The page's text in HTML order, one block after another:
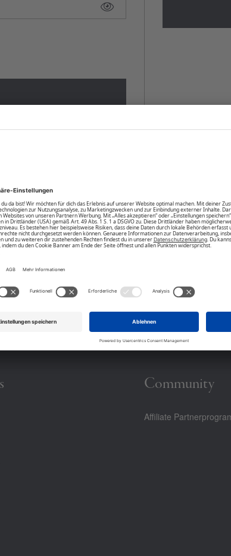
Links deine
deinen Account für seine
daher für deinen Log-In nur
bei E-Mails, die dich zur
Community
Affiliate